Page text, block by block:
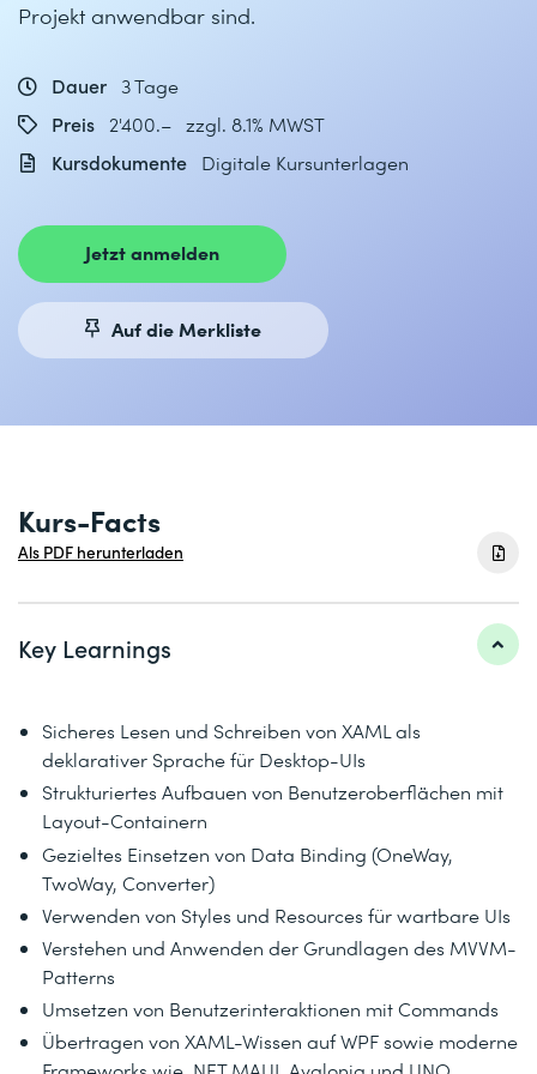
Projekt anwendbar sind.
Dauer 3 Tage
Preis
2'400.– zzgl. 8.1% MWST
Kursdokumente
Digitale Kursunterlagen
Jetzt anmelden
Auf die Merkliste
Kurs-Facts
Als PDF herunterladen
Key Learnings
Sicheres Lesen und Schreiben von XAML als
deklarativer Sprache für Desktop-UIs
Strukturiertes Aufbauen von Benutzeroberflächen mit
Layout-Containern
Gezieltes Einsetzen von Data Binding (OneWay,
TwoWay, Converter)
Verwenden von Styles und Resources für wartbare UIs
Verstehen und Anwenden der Grundlagen des MVVM-
Patterns
Umsetzen von Benutzerinteraktionen mit Commands
Übertragen von XAML-Wissen auf WPF sowie moderne